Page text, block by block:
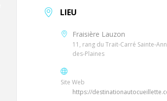
LIEU
Fraisière Lauzon
11, rang du Trait-Carré Sainte-
des-Plaines
Site Web
https://